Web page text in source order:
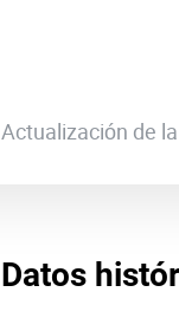
Actualización de
Datos